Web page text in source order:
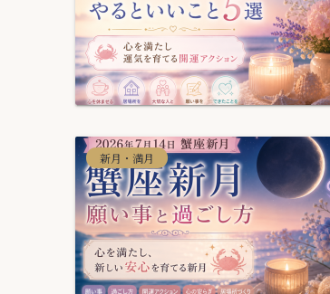
新月・満月